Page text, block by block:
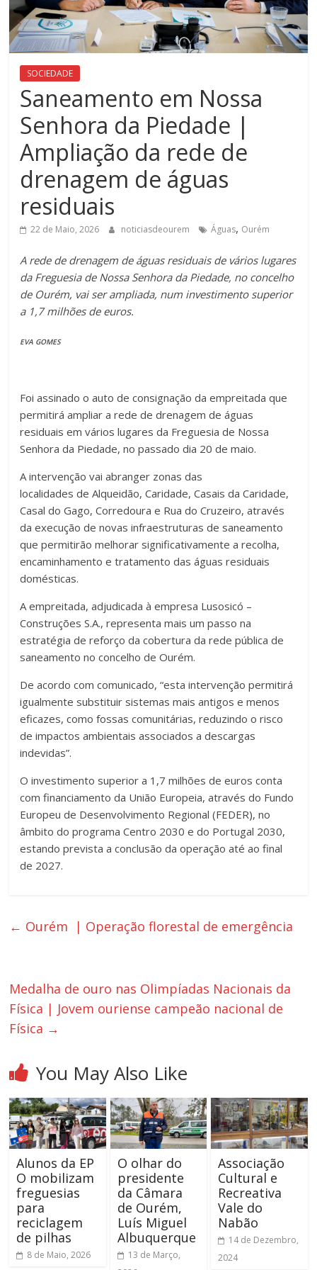
SOCIEDADE
Saneamento em Nossa
Senhora da Piedade |
Ampliação da rede de
drenagem de águas
residuais
22 de Maio, 2026 noticiasdeourem Águas, Ourém
A rede de drenagem de águas residuais de vários lugares
da Freguesia de Nossa Senhora da Piedade, no concelho
de Ourém, vai ser ampliada, num investimento superior
a 1,7 milhões de euros.
EVA GOMES
Foi assinado o auto de consignação da empreitada que
permitirá ampliar a rede de drenagem de águas
residuais em vários lugares da Freguesia de Nossa
Senhora da Piedade, no passado dia 20 de maio.
A intervenção vai abranger zonas das
localidades de Alqueidão, Caridade, Casais da Caridade,
Casal do Gago, Corredoura e Rua do Cruzeiro, através
da execução de novas infraestruturas de saneamento
que permitirão melhorar significativamente a recolha,
encaminhamento e tratamento das águas residuais
domésticas.
A empreitada, adjudicada à empresa Lusosicó –
Construções S.A., representa mais um passo na
estratégia de reforço da cobertura da rede pública de
saneamento no concelho de Ourém.
De acordo com comunicado, “esta intervenção permitirá
igualmente substituir sistemas mais antigos e menos
eficazes, como fossas comunitárias, reduzindo o risco
de impactos ambientais associados a descargas
indevidas”.
O investimento superior a 1,7 milhões de euros conta
com financiamento da União Europeia, através do Fundo
Europeu de Desenvolvimento Regional (FEDER), no
âmbito do programa Centro 2030 e do Portugal 2030,
estando prevista a conclusão da operação até ao final
de 2027.
← Ourém | Operação florestal de emergência
Medalha de ouro nas Olimpíadas Nacionais da
Física | Jovem ouriense campeão nacional de
Física →
You May Also Like
Alunos da EP
O mobilizam
freguesias
para
reciclagem
de pilhas
8 de Maio, 2026
O olhar do
presidente
da Câmara
de Ourém,
Luís Miguel
Albuquerque
13 de Março,
Associação
Cultural e
Recreativa
Vale do
Nabão
14 de Dezembro,
2024